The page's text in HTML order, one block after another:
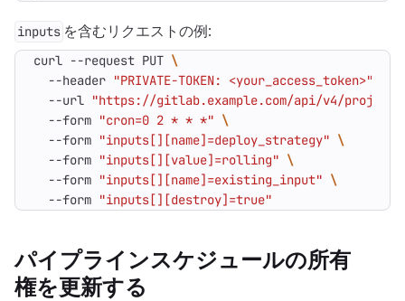
inputs を含むリクエストの例:
curl --request PUT
  --header
"PRIVATE-TOKEN: <your_access_token>"
  --url
"https://gitlab.example.com/api/v4/
  --form
"cron=0 2 * * *"
  --form
"inputs[][name]=deploy_strategy"
  --form
"inputs[][value]=rolling"
  --form
"inputs[][name]=existing_input"
  --form
"inputs[][destroy]=true"
パイプラインスケジュールの所有
権を更新する